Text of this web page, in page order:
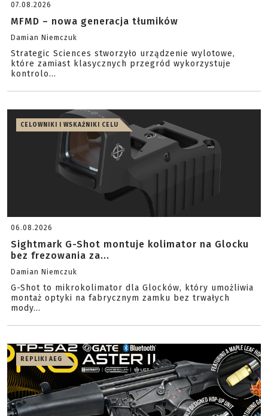
07.08.2026
MFMD – nowa generacja tłumików
Damian Niemczuk
Strategic Sciences stworzyło urządzenie wylotowe,
które zamiast klasycznych przegród wykorzystuje
kontrolo...
CELOWNIKI I WSKAŹNIKI CELU
06.08.2026
Sightmark G-Shot montuje kolimator na Glocku
bez frezowania za...
Damian Niemczuk
G-Shot to mikrokolimator dla Glocków, który umożliwia
montaż optyki na fabrycznym zamku bez trwałych
mody...
REPLIKI AEG